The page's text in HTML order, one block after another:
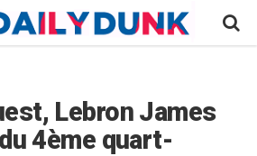
Lebron James
4ème quart-